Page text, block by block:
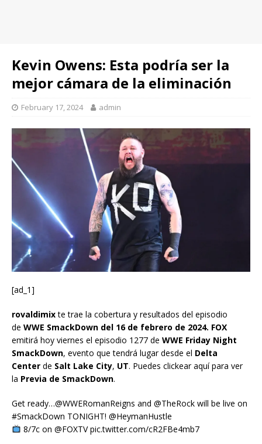
Kevin Owens: Esta podría ser la
mejor cámara de la eliminación
February 17, 2024 admin
[ad_1]
rovaldimixte trae la cobertura y resultados del episodio
de WWE SmackDown del 16 de febrero de 2024. FOX
emitirá hoy viernes el episodio 1277 de WWE Friday Night
SmackDown, evento que tendrá lugar desde el Delta
Center de Salt Lake City, UT. Puedes clickear aquí para ver
la Previa de SmackDown.
Get ready…@WWERomanReigns and @TheRock will be live on
#SmackDown TONIGHT! @HeymanHustle
8/7c on @FOXTV pic.twitter.com/cR2FBe4mb7